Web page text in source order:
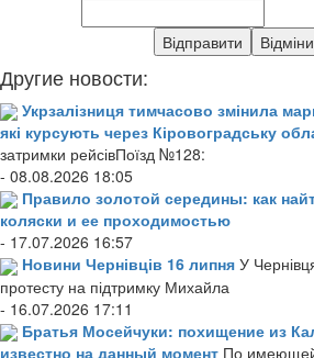
Другие новости:
Укрзалізниця тимчасово змінила
які курсують через Кіровоградську
затримки рейсівПоїзд №128:
- 08.08.2026 18:05
Правило золотой середины: как
коляски и ее проходимостью
- 17.07.2026 16:57
Новини Чернівців 16 липня У
протесту на підтримку Михайла
- 16.07.2026 17:11
Братья Мосейчуки: похищение из
известно на данный момент По